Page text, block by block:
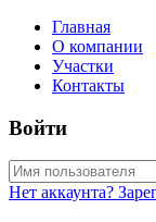
Главная
О компании
Участки
Контакты
Войти
Нет аккаунта?